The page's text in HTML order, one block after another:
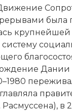
была
Дании
в